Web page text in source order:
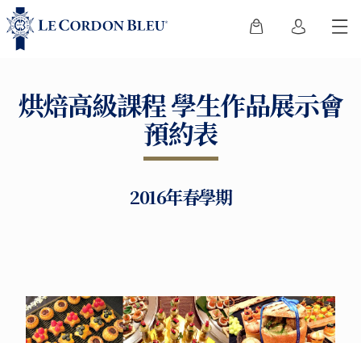
烘焙高級課程 學生作品展示會
預約表
2016年春學期